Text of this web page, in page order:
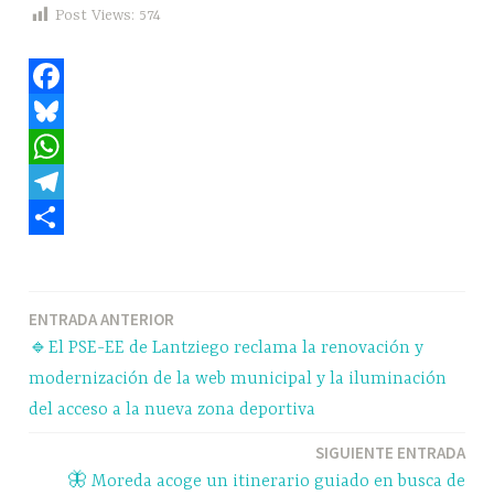
Post Views: 574
F
a
c
e
o
k
B
u
k
y
W
h
s
A
T
e
g
m
p
Navegación
entradas
ENTRADA ANTERIOR
🔹El PSE-EE de Lantziego reclama la renovación y
modernización de la web municipal y la iluminación
del acceso a la nueva zona deportiva
SIGUIENTE ENTRADA
🦋 Moreda acoge un itinerario guiado en busca de